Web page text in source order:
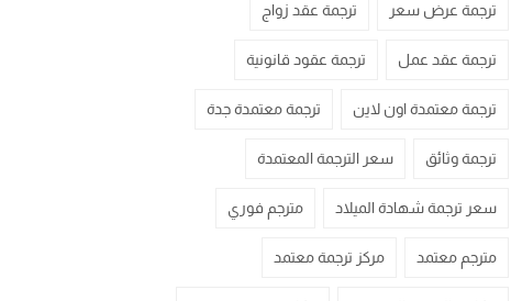
ترجمة عرض سعر ترجمة عقد زواج
ترجمة عقد عمل ترجمة عقود قانونية
ترجمة معتمدة اون لاين ترجمة معتمدة جدة
ترجمة وثائق سعر الترجمة المعتمدة
سعر ترجمة شهادة الميلاد مترجم فوري
مترجم معتمد مركز ترجمة معتمد